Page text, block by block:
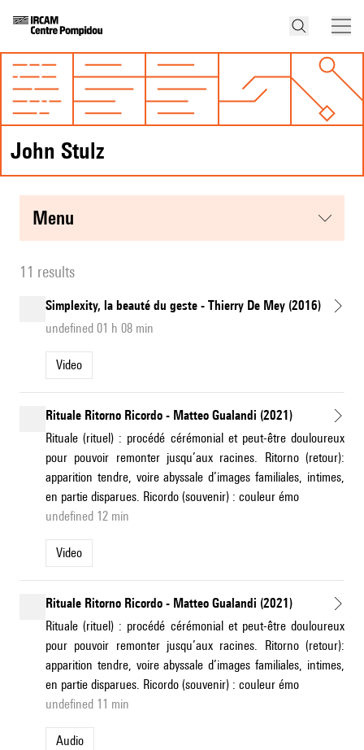
John Stulz
menu
11 results
Simplexity, la beauté du geste - Thierry De Mey (2016)
undefined 01 h 08 min
Video
Rituale Ritorno Ricordo - Matteo Gualandi (2021)
Rituale (rituel) : procédé cérémonial et peut-être douloureux
pour pouvoir remonter jusqu’aux racines. Ritorno (retour):
apparition tendre, voire abyssale d’images familiales, intimes,
en partie disparues. Ricordo (souvenir) : couleur émo
undefined 12 min
Video
Rituale Ritorno Ricordo - Matteo Gualandi (2021)
Rituale (rituel) : procédé cérémonial et peut-être douloureux
pour pouvoir remonter jusqu’aux racines. Ritorno (retour):
apparition tendre, voire abyssale d’images familiales, intimes,
en partie disparues. Ricordo (souvenir) : couleur émo
undefined 11 min
Audio